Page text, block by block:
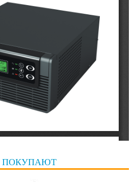
ПОКУПАЮТ